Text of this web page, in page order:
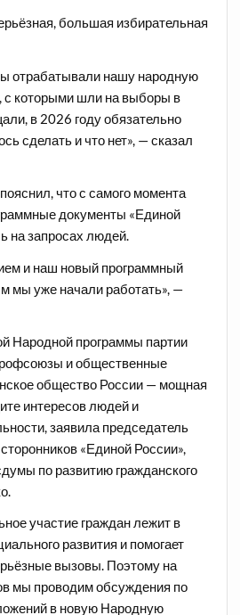
большая избирательная
отрабатывали нашу народную
с которыми шли на выборы в
в 2026 году обязательно
сделать и что нет», — сказал
что с самого момента
документы «Единой
на запросах людей.
и наш новый программный
мы уже начали работать», —
Народной программы партии
и общественные
общество России — мощная
интересов людей и
заявила председатель
«Единой России»,
по развитию гражданского
.
участие граждан лежит в
развития и помогает
вызовы. Поэтому на
мы проводим обсуждения по
в новую Народную